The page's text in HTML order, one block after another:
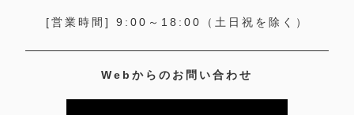
[営業時間] 9:00～18:00 （土日祝を除く）
Webからのお問い合わせ